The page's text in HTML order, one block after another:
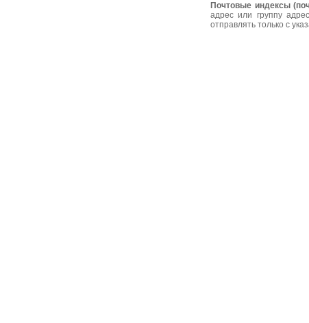
Почтовые индексы
адрес или группу
отправлять только с